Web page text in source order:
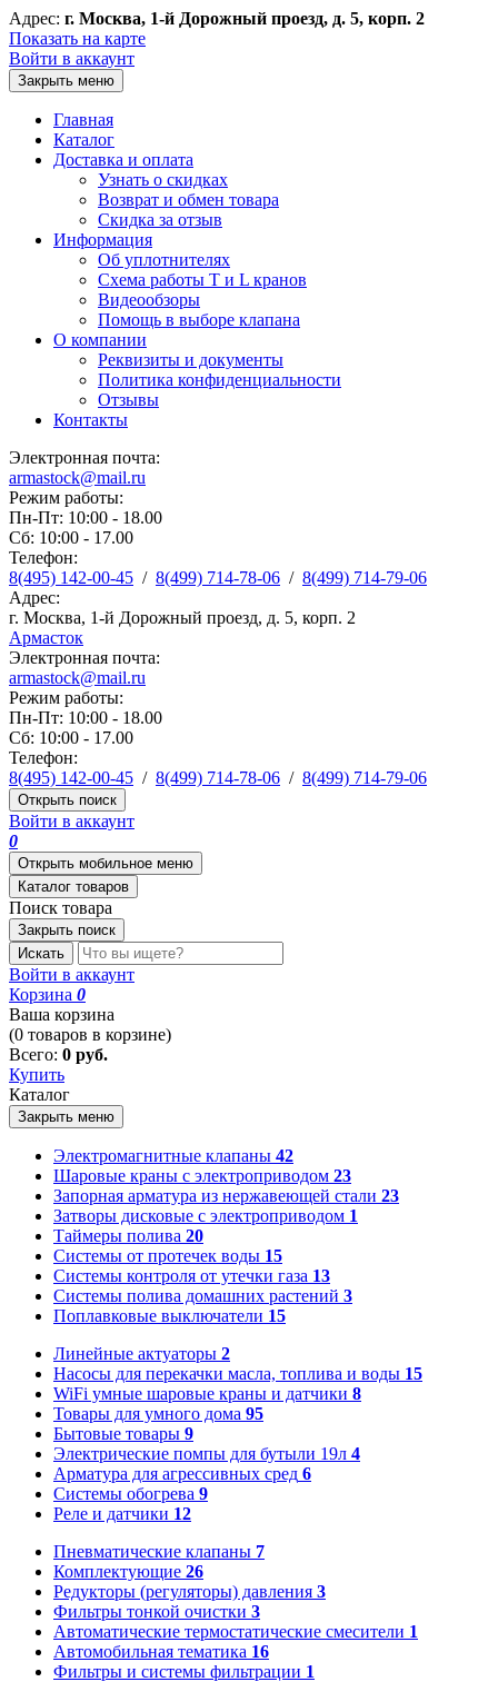
Адрес: г. Москва, 1-й Дорожный проезд, д. 5, корп. 2
Показать на карте
Войти в аккаунт
Закрыть меню
Главная
Каталог
Доставка и оплата
Узнать о скидках
Возврат и обмен товара
Скидка за отзыв
Информация
Об уплотнителях
Схема работы T и L кранов
Видеообзоры
Помощь в выборе клапана
О компании
Реквизиты и документы
Политика конфиденциальности
Отзывы
Контакты
Электронная почта:
armastock@mail.ru
Режим работы:
Пн-Пт: 10:00 - 18.00
Сб: 10:00 - 17.00
Телефон:
8(495) 142-00-45 / 8(499) 714-78-06 / 8(499) 714-79-06
Адрес:
г. Москва, 1-й Дорожный проезд, д. 5, корп. 2
Армасток
Электронная почта:
armastock@mail.ru
Режим работы:
Пн-Пт: 10:00 - 18.00
Сб: 10:00 - 17.00
Телефон:
8(495) 142-00-45 / 8(499) 714-78-06 / 8(499) 714-79-06
Открыть поиск
Войти в аккаунт
0
Открыть мобильное меню
Каталог товаров
Поиск товара
Закрыть поиск
Искать
Войти в аккаунт
Корзина 0
Ваша корзина
(0 товаров в корзине)
Всего: 0 руб.
Купить
Каталог
Закрыть меню
Электромагнитные клапаны 42
Шаровые краны с электроприводом 23
Запорная арматура из нержавеющей стали 23
Затворы дисковые с электроприводом 1
Таймеры полива 20
Системы от протечек воды 15
Системы контроля от утечки газа 13
Системы полива домашних растений 3
Поплавковые выключатели 15
Линейные актуаторы 2
Насосы для перекачки масла, топлива и воды 15
WiFi умные шаровые краны и датчики 8
Товары для умного дома 95
Бытовые товары 9
Электрические помпы для бутыли 19л 4
Арматура для агрессивных сред 6
Системы обогрева 9
Реле и датчики 12
Пневматические клапаны 7
Комплектующие 26
Редукторы (регуляторы) давления 3
Фильтры тонкой очистки 3
Автоматические термостатические смесители 1
Автомобильная тематика 16
Фильтры и системы фильтрации 1